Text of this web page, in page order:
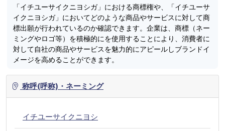
「イチユーサイクニヨシガ」における商標権や、「イチユーサ
イクニヨシガ」においてどのような商品やサービスに対して商
標出願が行われているのか確認できます。企業は、商標（ネー
ミングやロゴ等）を積極的にを使用することにより、消費者に
対して自社の商品やサービスを魅力的にアピールしブランドイ
メージを高めることができます。
称呼(呼称)・ネーミング
イチユーサイクニヨシ